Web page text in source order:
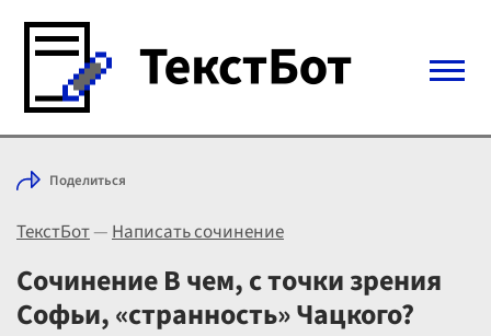
Войти с Telegram
Выбрать режим
Цены
Поделиться
ТекстБот—Написать сочинение
Сочинение В чем, с точки зрения
Софьи, «странность» Чацкого?